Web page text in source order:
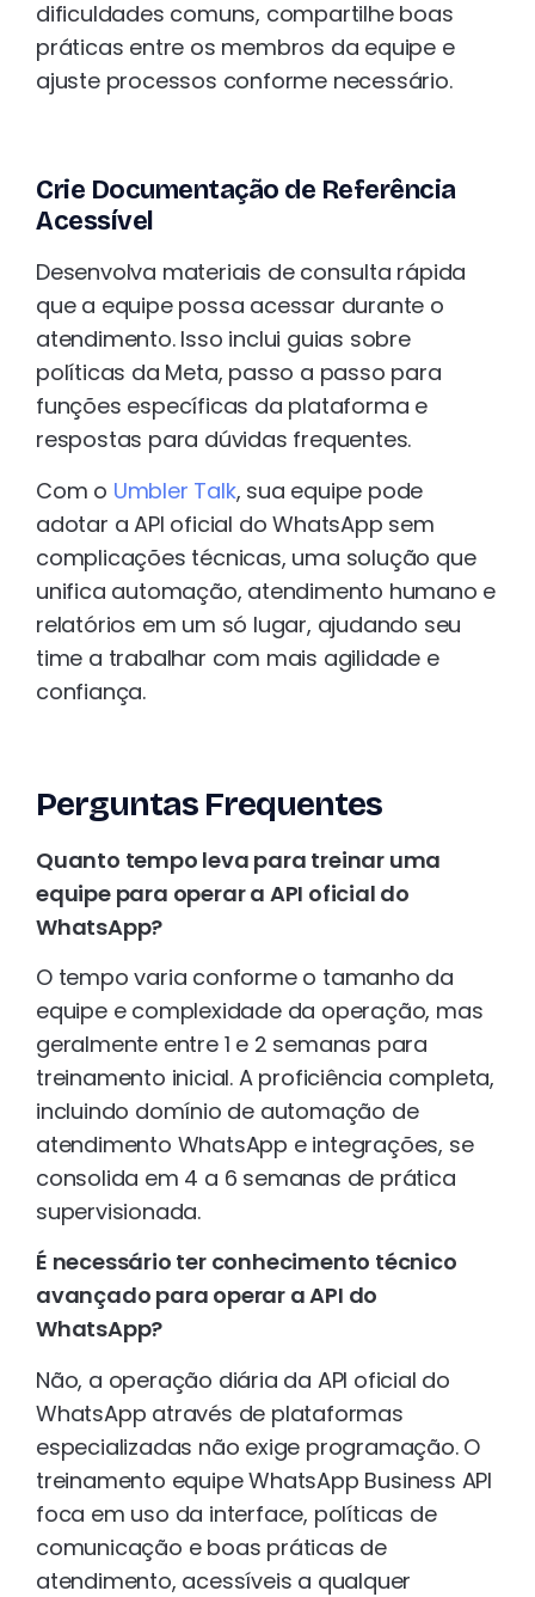
dificuldades comuns, compartilhe boas
práticas entre os membros da equipe e
ajuste processos conforme necessário.
Crie Documentação de Referência
Acessível
Desenvolva materiais de consulta rápida
que a equipe possa acessar durante o
atendimento. Isso inclui guias sobre
políticas da Meta, passo a passo para
funções específicas da plataforma e
respostas para dúvidas frequentes.
Com o Umbler Talk, sua equipe pode
adotar a API oficial do WhatsApp sem
complicações técnicas, uma solução que
unifica automação, atendimento humano e
relatórios em um só lugar, ajudando seu
time a trabalhar com mais agilidade e
confiança.
Perguntas Frequentes
Quanto tempo leva para treinar uma
equipe para operar a API oficial do
WhatsApp?
O tempo varia conforme o tamanho da
equipe e complexidade da operação, mas
geralmente entre 1 e 2 semanas para
treinamento inicial. A proficiência completa,
incluindo domínio de automação de
atendimento WhatsApp e integrações, se
consolida em 4 a 6 semanas de prática
supervisionada.
É necessário ter conhecimento técnico
avançado para operar a API do
WhatsApp?
Não, a operação diária da API oficial do
WhatsApp através de plataformas
especializadas não exige programação. O
treinamento equipe WhatsApp Business API
foca em uso da interface, políticas de
comunicação e boas práticas de
atendimento, acessíveis a qualquer